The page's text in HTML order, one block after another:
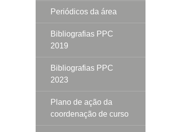
Periódicos da área
Bibliografias PPC
2019
Bibliografias PPC
2023
Plano de ação da
coordenação de curso